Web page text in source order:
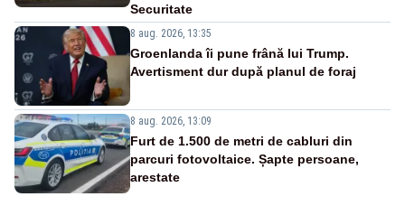
Securitate
8 aug. 2026, 13:35
Groenlanda îi pune frână lui Trump.
Avertisment dur după planul de foraj
8 aug. 2026, 13:09
Furt de 1.500 de metri de cabluri din
parcuri fotovoltaice. Șapte persoane,
arestate